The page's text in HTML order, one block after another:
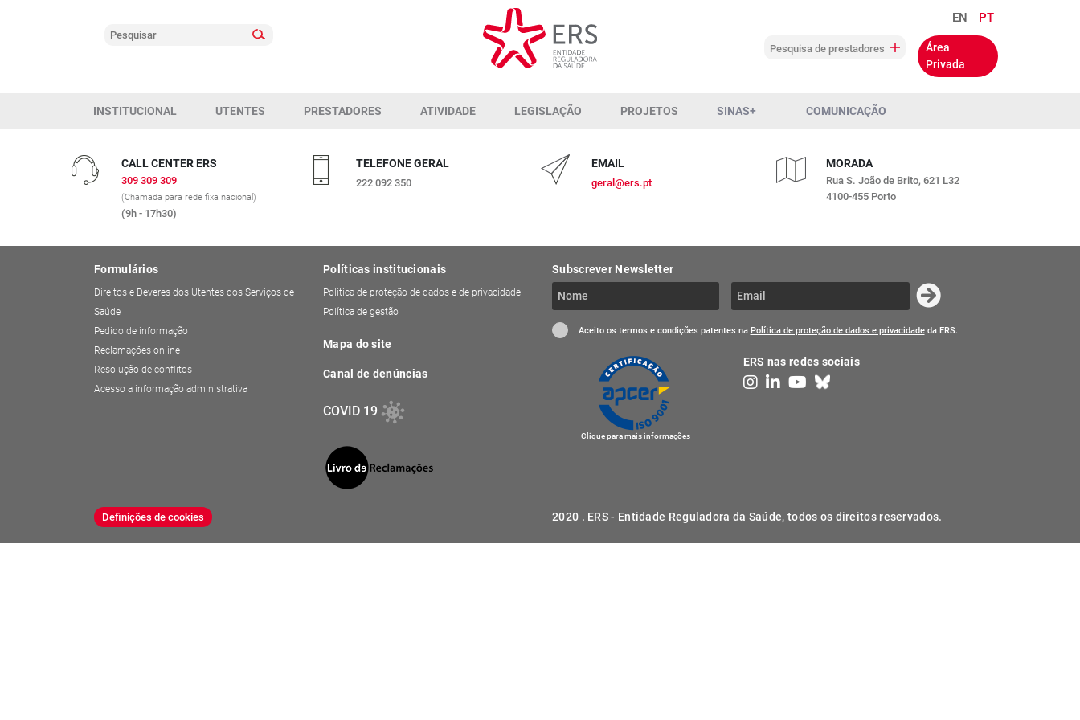
EN PT
Área
Privada
Pesquisa de prestadores
INSTITUCIONAL UTENTES PRESTADORES ATIVIDADE LEGISLAÇÃO PROJETOS SINAS+ COMUNICAÇÃO
CALL CENTER ERS
309 309 309
(Chamada para rede fixa nacional)
(9h - 17h30)
TELEFONE GERAL
222 092 350
EMAIL
geral@ers.pt
MORADA
Rua S. João de Brito, 621 L32
4100-455 Porto
Formulários
Direitos e Deveres dos Utentes dos Serviços de
Saúde
Pedido de informação
Reclamações online
Resolução de conflitos
Acesso a informação administrativa
Políticas institucionais
Política de proteção de dados e de privacidade
Política de gestão
Mapa do site
Canal de denúncias
COVID 19
Subscrever Newsletter
Aceito os termos e condições patentes na Política de proteção de dados e privacidadeda ERS.
Clique para mais informações
ERS nas redes sociais
Definições de cookies 2020 . ERS - Entidade Reguladora da Saúde, todos os direitos reservados.